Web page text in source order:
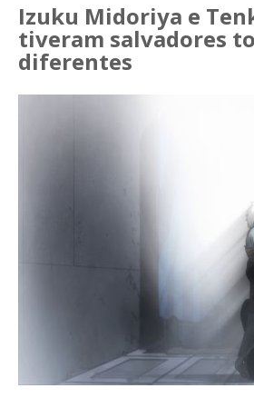
Izuku Midoriya e
tiveram salvadores
diferentes